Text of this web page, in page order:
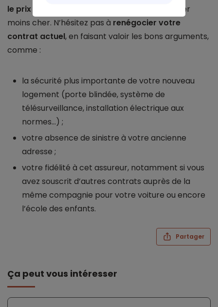
le prix de votre assurance habitation
et payer
moins cher. N’hésitez pas à renégocier votre
contrat actuel, en faisant valoir les bons arguments,
comme :
la sécurité plus importante de votre nouveau
logement (porte blindée, système de
télésurveillance, installation électrique aux
normes…) ;
votre absence de sinistre à votre ancienne
adresse ;
votre fidélité à cet assureur, notamment si vous
avez souscrit d’autres contrats auprès de la
même compagnie pour votre voiture ou encore
l’école des enfants.
Partager
Ça peut vous intéresser